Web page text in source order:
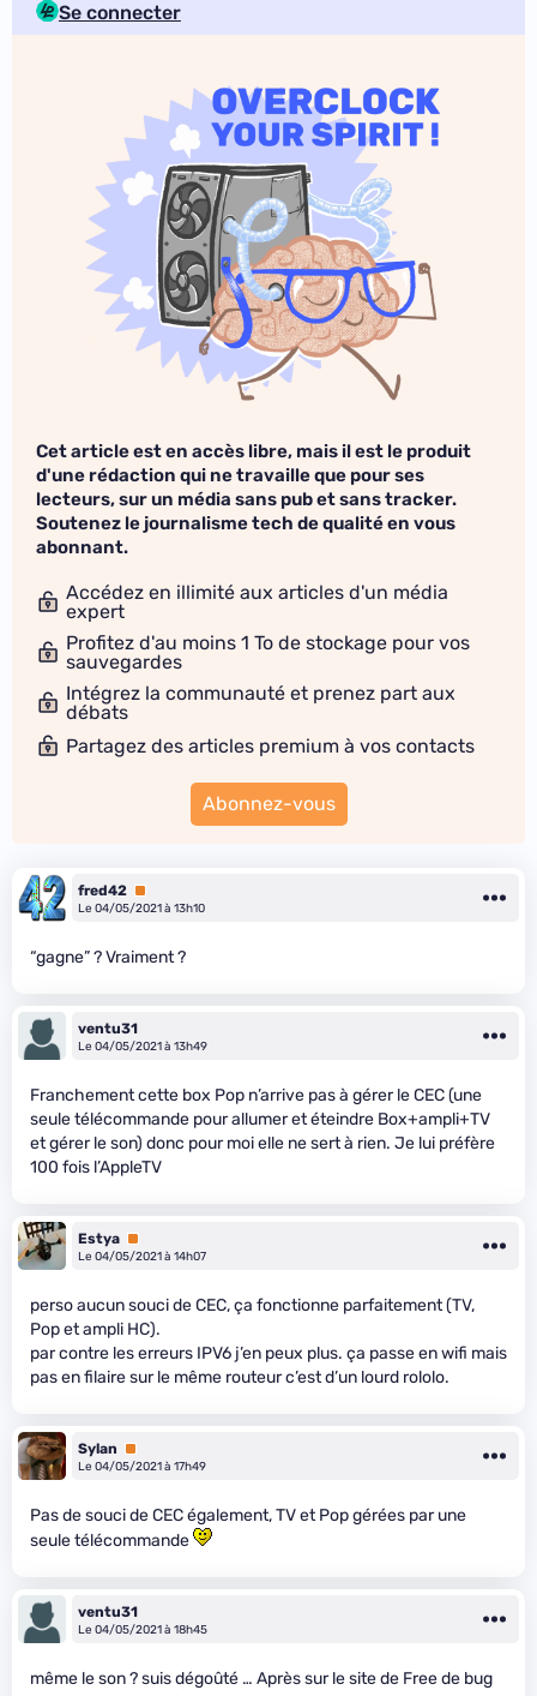
Se connecter
Cet article est en accès libre, mais il est le produit
d'une rédaction qui ne travaille que pour ses
lecteurs, sur un média sans pub et sans tracker.
Soutenez le journalisme tech de qualité en vous
abonnant.
Accédez en illimité aux articles d'un média
expert
Profitez d'au moins 1 To de stockage pour vos
sauvegardes
Intégrez la communauté et prenez part aux
débats
Partagez des articles premium à vos contacts
Abonnez-vous
fred42 Premium
Le 04/05/2021 à 13h10
“gagne” ? Vraiment ?
ventu31
Le 04/05/2021 à 13h49
Franchement cette box Pop n’arrive pas à gérer le CEC (une
seule télécommande pour allumer et éteindre Box+ampli+TV
et gérer le son) donc pour moi elle ne sert à rien. Je lui préfère
100 fois l’AppleTV
Estya Premium
Le 04/05/2021 à 14h07
perso aucun souci de CEC, ça fonctionne parfaitement (TV,
Pop et ampli HC).
par contre les erreurs IPV6 j’en peux plus. ça passe en wifi mais
pas en filaire sur le même routeur c’est d’un lourd rololo.
Sylan
Premium
Le 04/05/2021 à 17h49
Pas de souci de CEC également, TV et Pop gérées par une
seule télécommande
ventu31
Le 04/05/2021 à 18h45
même le son ? suis dégoûté … Après sur le site de Free de bug